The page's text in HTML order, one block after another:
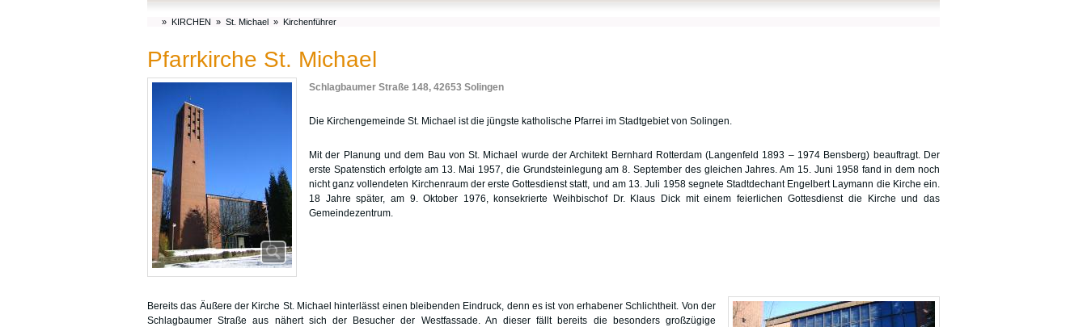
» KIRCHEN » St. Michael » Kirchenführer
Pfarrkirche St. Michael
Schlagbaumer Straße 148, 42653 Solingen
Die Kirchengemeinde St. Michael ist die jüngste katholische Pfarrei im Stadtgebiet von Solingen.
Mit der Planung und dem Bau von St. Michael wurde der Architekt Bernhard Rotterdam (Langenfeld 1893 – 1974 Bensberg) beauftragt. Der
erste Spatenstich erfolgte am 13. Mai 1957, die Grundsteinlegung am 8. September des gleichen Jahres. Am 15. Juni 1958 fand in dem noch
nicht ganz vollendeten Kirchenraum der erste Gottesdienst statt, und am 13. Juli 1958 segnete Stadtdechant Engelbert Laymann die Kirche ein.
18 Jahre später, am 9. Oktober 1976, konsekrierte Weihbischof Dr. Klaus Dick mit einem feierlichen Gottesdienst die Kirche und das
Gemeindezentrum.
Bereits das Äußere der Kirche St. Michael hinterlässt einen bleibenden Eindruck, denn es ist von erhabener Schlichtheit. Von der
Schlagbaumer Straße aus nähert sich der Besucher der Westfassade. An dieser fällt bereits die besonders großzügige